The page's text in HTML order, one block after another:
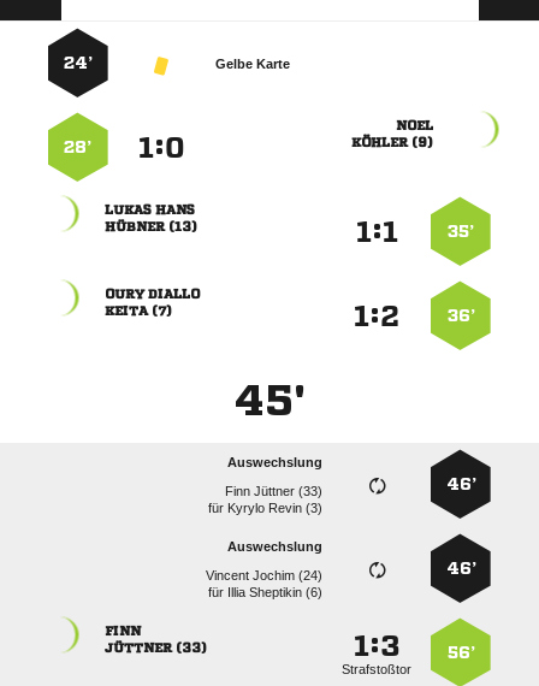
Gelbe Karte
24’

 
:
28’
35’
:
 
 
36’
:
 
 
45'
46’
Auswechslung
  
für   
46’
Auswechslung
  
für   
56’
:
Strafstoßtor

 